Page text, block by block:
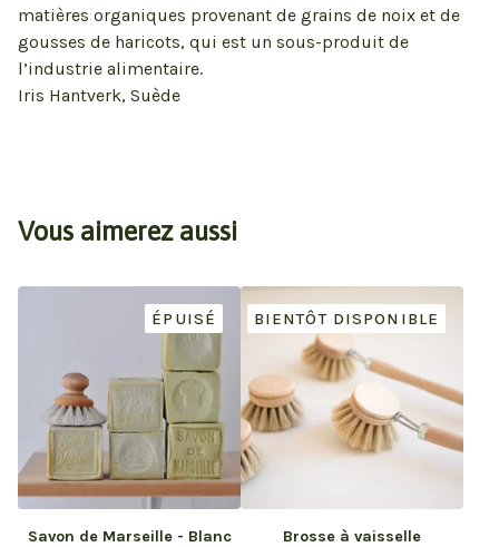
matières organiques provenant de grains de noix et de
gousses de haricots, qui est un sous-produit de
l’industrie alimentaire.
Iris Hantverk, Suède
Vous aimerez aussi
ÉPUISÉ
Savon de Marseille - Blanc
BIENTÔT DISPONIBLE
Brosse à vaisselle